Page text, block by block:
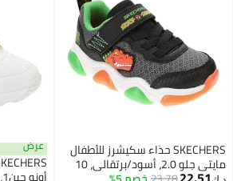
SKECHERS حذاء سكيشرز للأطفال
مايتي جلو 2.0، أسود/برتقالي، 10
عرض